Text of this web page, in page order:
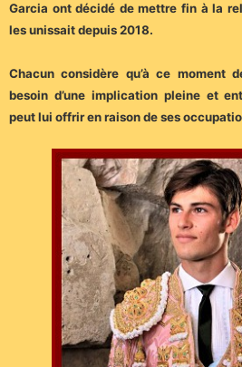
Garcia ont décidé de mettre fin à la
les unissait depuis 2018.
Chacun considère qu’à ce moment
besoin d’une implication pleine et
peut lui offrir en raison de ses